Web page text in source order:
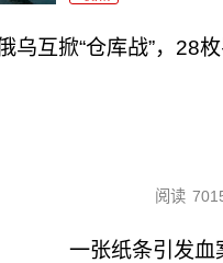
乌互掀“仓库战”，28
阅读
一张纸条引发血